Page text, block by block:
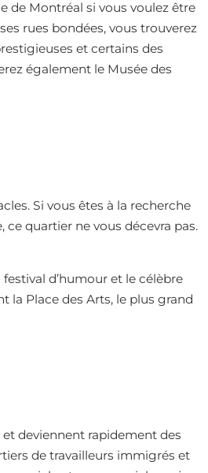
de Montréal si vous voulez être
rues bondées, vous trouverez
et certains des
également le Musée des
Si vous êtes à la recherche
ce quartier ne vous décevra pas.
festival d’humour et le célèbre
la Place des Arts, le plus grand
deviennent rapidement des
de travailleurs immigrés et